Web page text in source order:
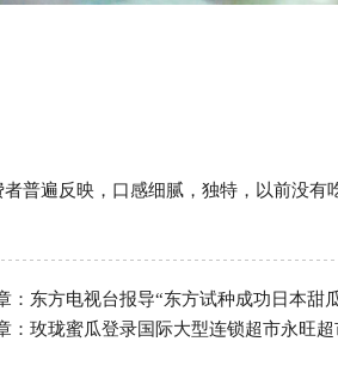
者普遍反映，口感细腻，独特，以前没
： 东方电视台报导“东方试种成功日本甜
： 玫珑蜜瓜登录国际大型连锁超市永旺超